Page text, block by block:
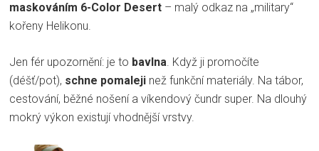
maskováním 6-Color Desert – malý odkaz na „military“
kořeny Helikonu.
Jen fér upozornění: je to bavlna. Když ji promočíte
(déšť/pot), schne pomaleji než funkční materiály. Na tábor,
cestování, běžné nošení a víkendový čundr super. Na dlouhý
mokrý výkon existují vhodnější vrstvy.